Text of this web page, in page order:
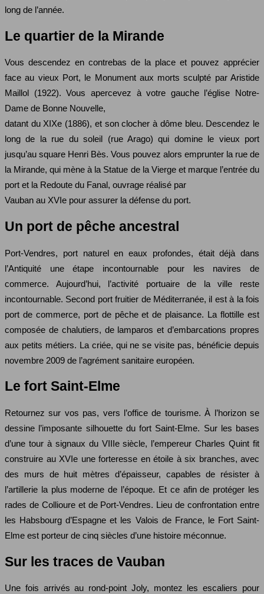
long de l’année.
Le quartier de la Mirande
Vous descendez en contrebas de la place et pouvez apprécier
face au vieux Port, le Monument aux morts sculpté par Aristide
Maillol (1922). Vous apercevez à votre gauche l’église Notre-
Dame de Bonne Nouvelle,
datant du XIXe (1886), et son clocher à dôme bleu. Descendez le
long de la rue du soleil (rue Arago) qui domine le vieux port
jusqu’au square Henri Bès. Vous pouvez alors emprunter la rue de
la Mirande, qui mène à la Statue de la Vierge et marque l’entrée du
port et la Redoute du Fanal, ouvrage réalisé par
Vauban au XVIe pour assurer la défense du port.
Un port de pêche ancestral
Port-Vendres, port naturel en eaux profondes, était déjà dans
l’Antiquité une étape incontournable pour les navires de
commerce. Aujourd’hui, l’activité portuaire de la ville reste
incontournable. Second port fruitier de Méditerranée, il est à la fois
port de commerce, port de pêche et de plaisance. La flottille est
composée de chalutiers, de lamparos et d’embarcations propres
aux petits métiers. La criée, qui ne se visite pas, bénéficie depuis
novembre 2009 de l’agrément sanitaire européen.
Le fort Saint-Elme
Retournez sur vos pas, vers l’office de tourisme. À l’horizon se
dessine l’imposante silhouette du fort Saint-Elme. Sur les bases
d’une tour à signaux du VIIIe siècle, l’empereur Charles Quint fit
construire au XVIe une forteresse en étoile à six branches, avec
des murs de huit mètres d’épaisseur, capables de résister à
l’artillerie la plus moderne de l’époque. Et ce afin de protéger les
rades de Collioure et de Port-Vendres. Lieu de confrontation entre
les Habsbourg d’Espagne et les Valois de France, le Fort Saint-
Elme est porteur de cinq siècles d’une histoire méconnue.
Sur les traces de Vauban
Une fois arrivés au rond-point Joly, montez les escaliers pour